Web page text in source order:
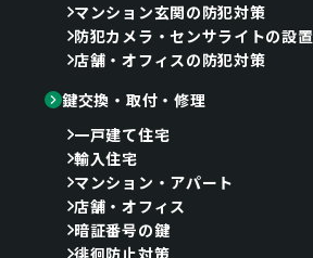
マンション玄関の防犯対策
防犯カメラ・センサライトの設置
店舗・オフィスの防犯対策
鍵交換・取付・修理
一戸建て住宅
輸入住宅
マンション・アパート
店舗・オフィス
暗証番号の鍵
徘徊防止対策